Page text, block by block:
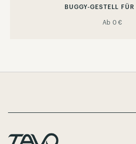
BUGGY-GESTELL
Ab 0 €